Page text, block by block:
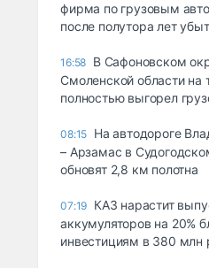
фирма по грузовым
после полутора лет
16:58 В Сафоновском
Смоленской области на
полностью выгорел
08:15 На автодороге
– Арзамас в
обновят 2,8 км полотна
07:19 КАЗ нарастит
аккумуляторов на 20%
инвестициям в 380 млн